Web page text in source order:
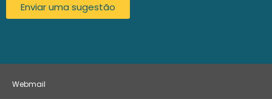
Enviar uma sugestão
Webmail